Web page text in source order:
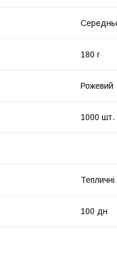
180 г
Рожевий
1000 шт.
Тепличні
100 дн